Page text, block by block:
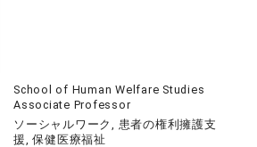
School of Human Welfare Studies
Associate Professor
ソーシャルワーク, 患者の権利擁護支
援, 保健医療福祉